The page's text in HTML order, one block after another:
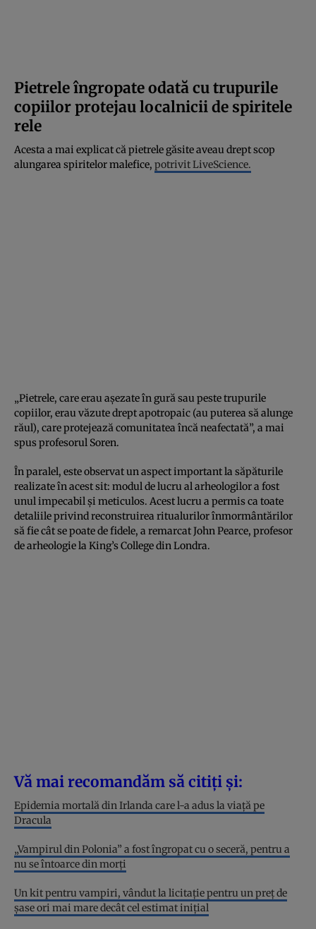
Pietrele îngropate odată cu trupurile
copiilor protejau localnicii de spiritele
rele
Acesta a mai explicat că pietrele găsite aveau drept scop
alungarea spiritelor malefice, potrivit LiveScience.
„Pietrele, care erau așezate în gură sau peste trupurile
copiilor, erau văzute drept apotropaic (au puterea să alunge
răul), care protejează comunitatea încă neafectată”, a mai
spus profesorul Soren.
În paralel, este observat un aspect important la săpăturile
realizate în acest sit: modul de lucru al arheologilor a fost
unul impecabil și meticulos. Acest lucru a permis ca toate
detaliile privind reconstruirea ritualurilor înmormântărilor
să fie cât se poate de fidele, a remarcat John Pearce, profesor
de arheologie la King’s College din Londra.
Vă mai recomandăm să citiți și:
Epidemia mortală din Irlanda care l-a adus la viață pe
Dracula
„Vampirul din Polonia” a fost îngropat cu o seceră, pentru a
nu se întoarce din morți
Un kit pentru vampiri, vândut la licitație pentru un preț de
șase ori mai mare decât cel estimat inițial